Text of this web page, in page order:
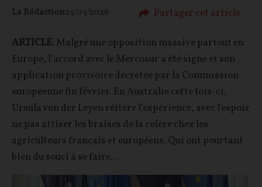
La Rédaction23/03/2026 Partager cet article
ARTICLE.Malgré une opposition massive partout en
Europe, l’accord avec le Mercosur a été signé et son
application provisoire décrétée par la Commission
européenne fin février. En Australie cette fois-ci,
Ursula von der Leyen réitère l’expérience, avec l'espoir
ne pas attiser les braises de la colère chez les
agriculteurs français et européens. Qui ont pourtant
bien du souci à se faire…